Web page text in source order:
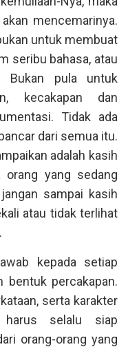
mencemarinya.
untuk membuat
seribu bahasa, atau
Bukan pula untuk
kecakapan dan
Tidak ada
dari semua itu.
adalah kasih
orang yang sedang
sampai kasih
atau tidak terlihat
kepada setiap
bentuk percakapan.
serta karakter
harus selalu siap
orang-orang yang